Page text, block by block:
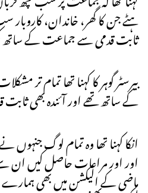
ہٹے جن کا گھر، خاندان،
ثابت قدمی سے جماعت کے
بیرسٹر گوہر کا کہنا تھا تمام تر
کے ساتھ تھے اور آئندہ بھی
انکا کہنا تھا وہ تمام لوگ
اور اور مراعات حاصل کیں ان
ماضی کے الیکشن میں بھی ہمارے